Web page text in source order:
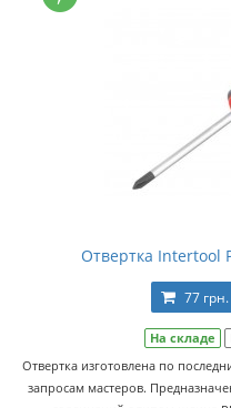
Отвертка Intertool
77 грн.
На складе
Отвертка изготовлена по
запросам мастеров.